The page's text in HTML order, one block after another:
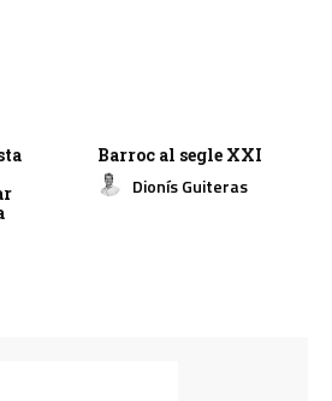
Barroc al segle XXI
Dionís Guiteras